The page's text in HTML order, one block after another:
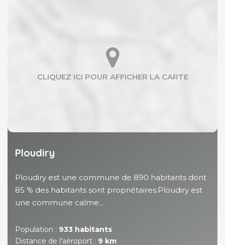
Ploudiry
Ploudiry est une commune de 890 habitants dont
85 % des habitants sont propriétaires.Ploudiry est
une commune calme...
Population : 933 habitants
Distance de l'aéroport : 9 km